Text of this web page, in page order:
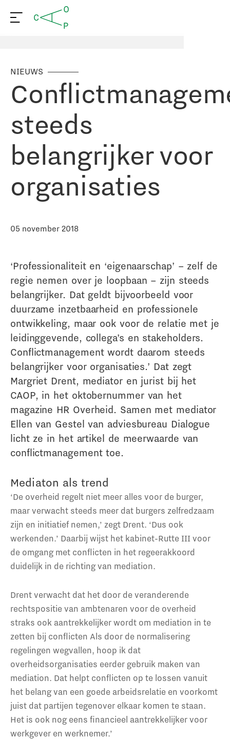
NIEUWS
steeds
belangrijker voor
organisaties
05 november 2018
‘Professionaliteit en ‘eigenaarschap’ – zelf de
regie nemen over je loopbaan – zijn steeds
belangrijker. Dat geldt bijvoorbeeld voor
duurzame inzetbaarheid en professionele
ontwikkeling, maar ook voor de relatie met je
leidinggevende, collega’s en stakeholders.
Conflictmanagement wordt daarom steeds
belangrijker voor organisaties.’ Dat zegt
Margriet Drent, mediator en jurist bij het
CAOP, in het oktobernummer van het
magazine HR Overheid. Samen met mediator
Ellen van Gestel van adviesbureau Dialogue
licht ze in het artikel de meerwaarde van
conflictmanagement toe.
Mediaton als trend
‘De overheid regelt niet meer alles voor de burger,
maar verwacht steeds meer dat burgers zelfredzaam
zijn en initiatief nemen,’ zegt Drent. ‘Dus ook
werkenden.’ Daarbij wijst het kabinet-Rutte III voor
de omgang met conflicten in het regeerakkoord
duidelijk in de richting van mediation.
Drent verwacht dat het door de veranderende
rechtspositie van ambtenaren voor de overheid
straks ook aantrekkelijker wordt om mediation in te
zetten bij conflicten Als door de normalisering
regelingen wegvallen, hoop ik dat
overheidsorganisaties eerder gebruik maken van
mediation. Dat helpt conflicten op te lossen vanuit
het belang van een goede arbeidsrelatie en voorkomt
juist dat partijen tegenover elkaar komen te staan.
Het is ook nog eens financieel aantrekkelijker voor
werkgever en werknemer.’